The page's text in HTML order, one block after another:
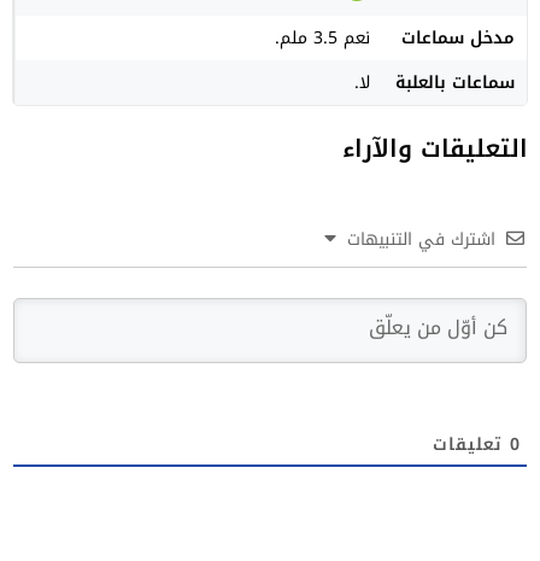
مدخل سماعات
نعم 3.5 ملم.
سماعات بالعلبة
لا.
التعليقات والآراء
اشترك في التنبيهات
0 تعليقات